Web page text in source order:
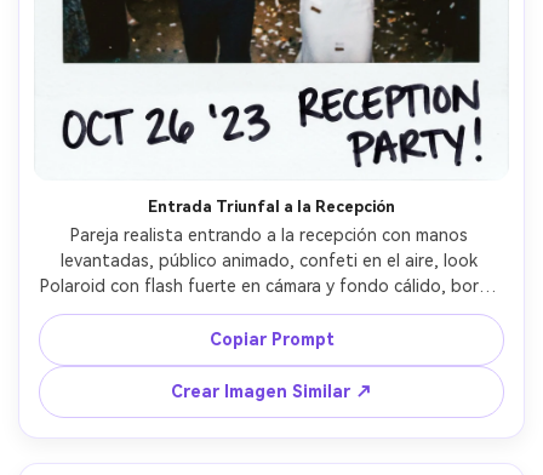
Entrada Triunfal a la Recepción
Pareja realista entrando a la recepción con manos
levantadas, público animado, confeti en el aire, look
Polaroid con flash fuerte en cámara y fondo cálido, borde
blanco con fecha garabateada, grano visible y leve
desenfoque por movimiento, lente de 28mm, ambiente
festivo de alta energía --ar 4:5
Copiar Prompt
Crear Imagen Similar ↗